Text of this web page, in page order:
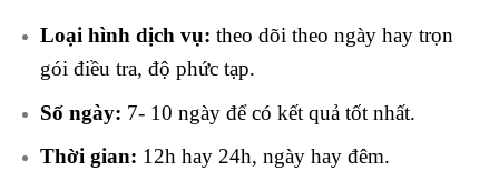
Loại hình dịch vụ: theo dõi theo ngày hay trọn
gói điều tra, độ phức tạp.
Số ngày: 7- 10 ngày để có kết quả tốt nhất.
Thời gian: 12h hay 24h, ngày hay đêm.